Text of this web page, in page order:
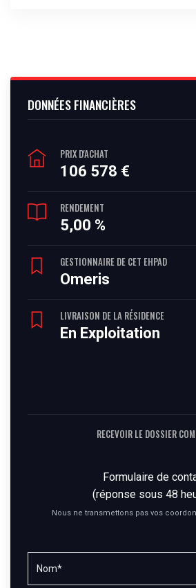
DONNÉES FINANCIÈRES
PRIX D'ACHAT
106 578 €
RENDEMENT
5,00 %
GESTIONNAIRE DE CET EHPAD
Omeris
LIVRAISON DE LA RÉSIDENCE
En Exploitation
RECEVOIR LE DOSSIER
Formulaire de
(réponse sous 48
Nous ne transmettons pas vos